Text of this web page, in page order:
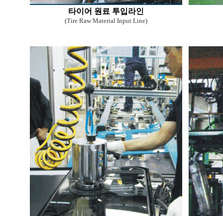
타이어 원료 투입라인
(Tire Raw Material Input Line)